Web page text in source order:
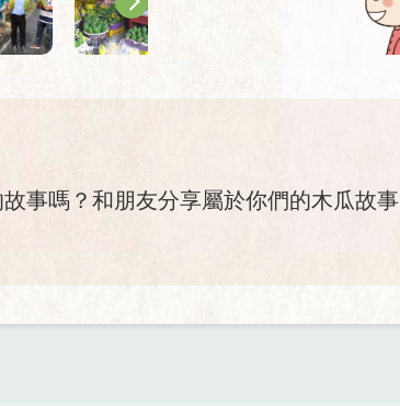
事嗎？和朋友分享屬於你們的木瓜故事